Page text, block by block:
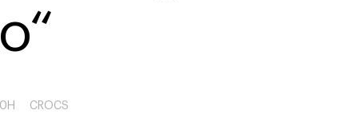
CROCS